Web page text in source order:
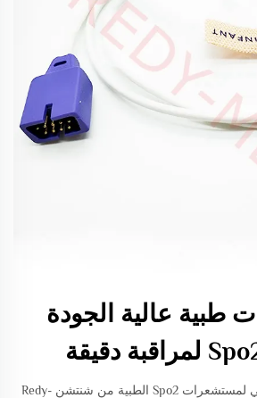
طبية عالية الجودة
اكتشف النطاق الاستثنائي لمستشعرات Spo2 الطبية من شنتشن Redy-